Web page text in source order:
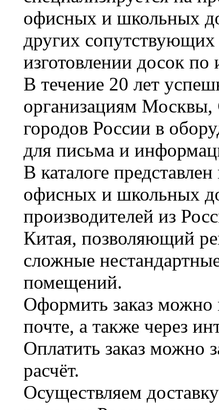
офисных и школьных
других сопутствующих
изготовлении досок по
В течение 20 лет
организациям Москвы,
городов России в
для письма и
В каталоге
офисных и школьных
производителей из
Китая, позволяющий
сложные
помещений.
Оформить заказ можно
почте, а также через
Оплатить заказ можно
расчёт.
Осуществляем